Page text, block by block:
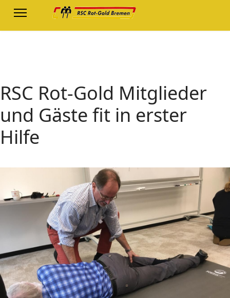
RSC Rot-Gold Mitglieder
und Gäste fit in erster
Hilfe